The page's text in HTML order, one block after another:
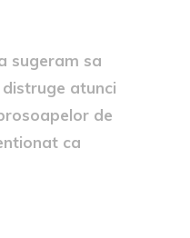
sugeram sa
atunci
de
ca